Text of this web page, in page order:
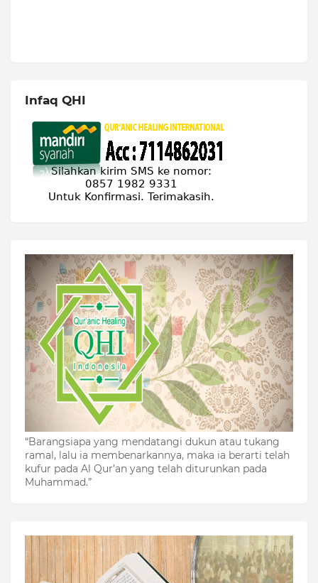
Infaq QHI
“Barangsiapa yang mendatangi dukun atau tukang
ramal, lalu ia membenarkannya, maka ia berarti telah
kufur pada Al Qur’an yang telah diturunkan pada
Muhammad.”